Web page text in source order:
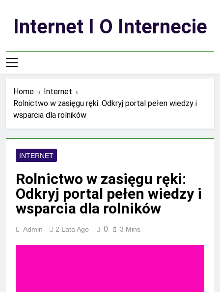
contentInternet I O Internecie
Home
Internet
Rolnictwo w zasięgu ręki: Odkryj portal pełen wiedzy i
wsparcia dla rolników
INTERNET
Rolnictwo w zasięgu ręki:
Odkryj portal pełen wiedzy i
wsparcia dla rolników
Admin 2 Lata Ago 0 3 Mins